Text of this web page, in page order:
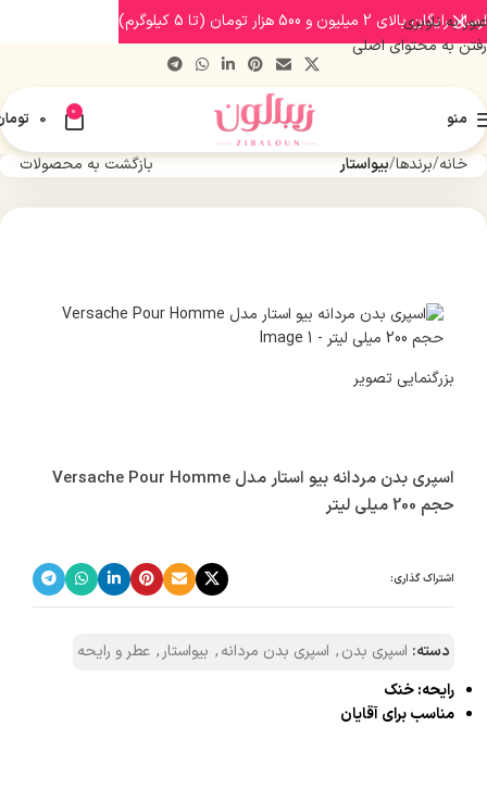
عبور به ناوبری
رفتن به محتوای اصلی
منو 0
0
خانه برندها بیواستار بازگشت به محصولات
بزرگنمایی تصویر
اسپری بدن مردانه بیو استار مدل Versache Pour Homme
حجم 200 میلی لیتر
اشتراک گذاری:
دسته: اسپری بدن, اسپری بدن مردانه, بیواستار , عطر و رایحه
رایحه: خنک
مناسب برای آقایان
ارسال رایگان بالای 2 میلیون و 500 هزار تومان (تا 5 کیلوگرم)